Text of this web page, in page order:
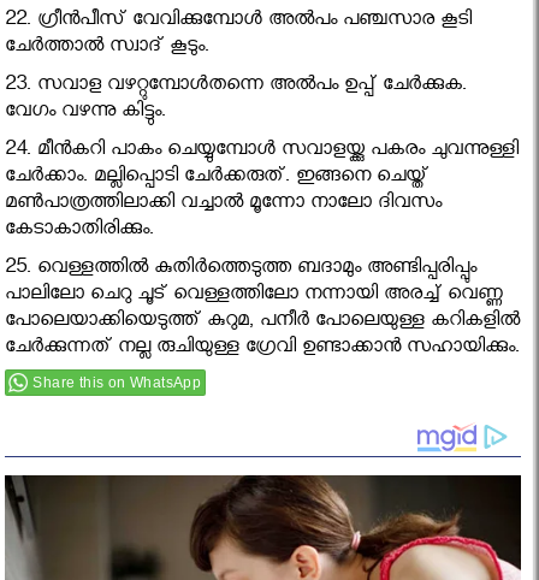
22. ഗ്രീന്‍പീസ് വേവിക്കുമ്പോള്‍ അല്‍പം പഞ്ചസാര കൂടി
ചേര്‍ത്താല്‍ സ്വാദ് കൂടും.
23. സവാള വഴറ്റുമ്പോള്‍തന്നെ അല്‍പം ഉപ്പ് ചേര്‍ക്കുക.
വേഗം വഴന്നു കിട്ടും.
24. മീന്‍കറി പാകം ചെയ്യുമ്പോള്‍ സവാളയ്ക്കു പകരം ചുവന്നുള്ളി
ചേര്‍ക്കാം. മല്ലിപ്പൊടി ചേര്‍ക്കരുത്. ഇങ്ങനെ ചെയ്ത്
മണ്‍പാത്രത്തിലാക്കി വച്ചാല്‍ മൂന്നോ നാലോ ദിവസം
കേടാകാതിരിക്കും.
25. വെള്ളത്തില്‍ കുതിര്‍ത്തെടുത്ത ബദാമും അണ്ടിപ്പരിപ്പും
പാലിലോ ചെറു ചൂട് വെള്ളത്തിലോ നന്നായി അരച്ച് വെണ്ണ
പോലെയാക്കിയെടുത്ത് കുറുമ, പനീര്‍ പോലെയുള്ള കറികളില്‍
ചേര്‍ക്കുന്നത് നല്ല രുചിയുള്ള ഗ്രേവി ഉണ്ടാക്കാന്‍ സഹായിക്കും.
Share this on WhatsApp